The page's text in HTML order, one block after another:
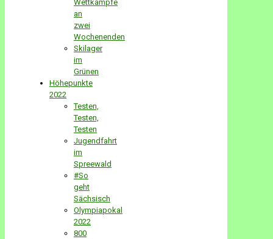
Wettkämpfe
an
zwei
Wochenenden
Skilager
im
Grünen
Höhepunkte
2022
Testen,
Testen,
Testen
Jugendfahrt
im
Spreewald
#So
geht
Sächsisch
Olympiapokal
2022
800